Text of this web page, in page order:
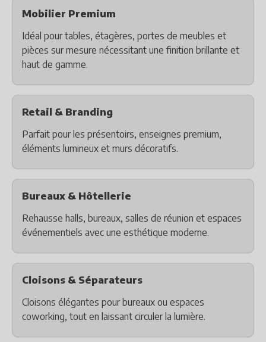
Mobilier Premium
Idéal pour tables, étagères, portes de meubles et
pièces sur mesure nécessitant une finition brillante et
haut de gamme.
Retail & Branding
Parfait pour les présentoirs, enseignes premium,
éléments lumineux et murs décoratifs.
Bureaux & Hôtellerie
Rehausse halls, bureaux, salles de réunion et espaces
événementiels avec une esthétique moderne.
Cloisons & Séparateurs
Cloisons élégantes pour bureaux ou espaces
coworking, tout en laissant circuler la lumière.